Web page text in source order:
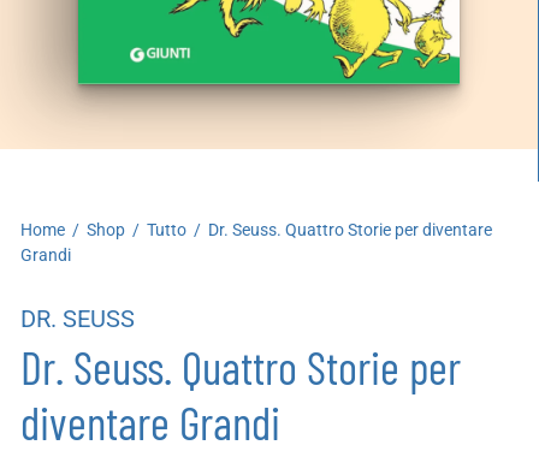
Home / Shop / Tutto / Dr. Seuss. Quattro Storie per diventare
Grandi
DR. SEUSS
Dr. Seuss. Quattro Storie per
diventare Grandi